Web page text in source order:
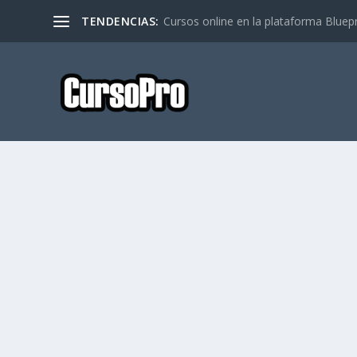
TENDENCIAS: Cursos online en la plataforma